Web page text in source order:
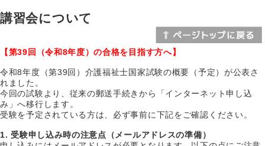
講習会について
【第39回（令和8年度）の合格を目指す方へ】
令和8年度（第39回）介護福祉士国家試験の概要（予定）が公表さ
れました。
今回の試験より、従来の郵送手続きから「インターネット申し込
み」へ移行します。
受験を予定されている方は、必ず事前に下記をご確認ください。
1. 受験申し込み時の注意点（メールアドレスの準備）